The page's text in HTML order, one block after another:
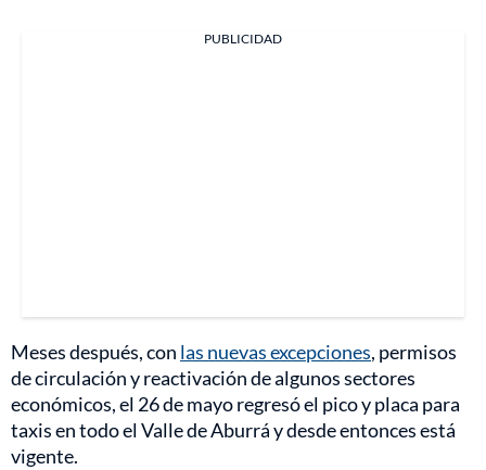
PUBLICIDAD
Meses después, con las nuevas excepciones, permisos
de circulación y reactivación de algunos sectores
económicos, el 26 de mayo regresó el pico y placa para
taxis en todo el Valle de Aburrá y desde entonces está
vigente.